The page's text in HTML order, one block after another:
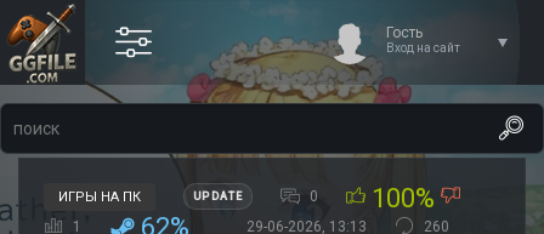
Гость
Вход на сайт
ИГРЫ НА ПК UPDATE 0 100%
1 62% 29-06-2026, 13:13 260